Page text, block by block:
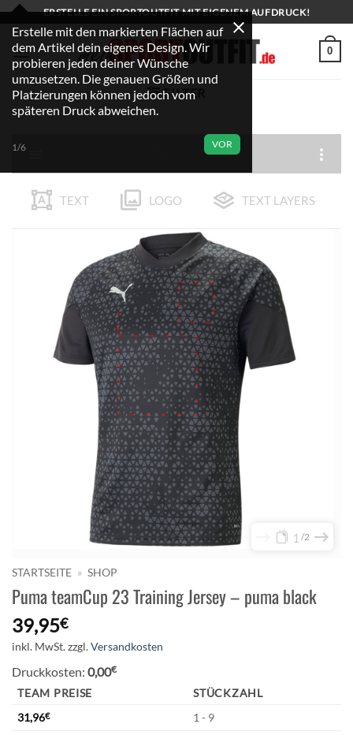
Zum
Inhalt
springen
ERSTELLE EIN SPORTOUTFIT MIT EIGENEM AUFDRUCK!
0
FILTER
TEXT LOGO TEXT LAYERS
1 2
STARTSEITE » SHOP
Puma teamCup 23 Training Jersey – puma black
39,95€
inkl. MwSt.zzgl.Versandkosten
Druckkosten: 0,00€
TEAM PREISE
STÜCKZAHL
31,96€
1 - 9
Erstelle mit den markierten Flächen auf
dem Artikel dein eigenes Design. Wir
probieren jeden deiner Wünsche
umzusetzen. Die genauen Größen und
Platzierungen können jedoch vom
späteren Druck abweichen.
VOR
1/6